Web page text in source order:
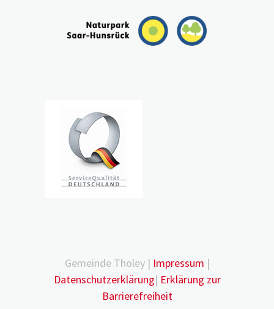
Gemeinde Tholey | Impressum |
Datenschutzerklärung| Erklärung zur
Barrierefreiheit